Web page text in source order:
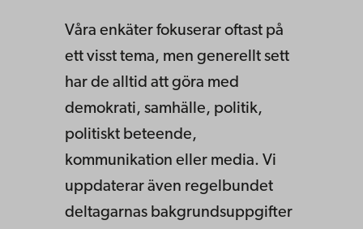
Våra enkäter fokuserar oftast på
ett visst tema, men generellt sett
har de alltid att göra med
demokrati, samhälle, politik,
politiskt beteende,
kommunikation eller media. Vi
uppdaterar även regelbundet
deltagarnas bakgrundsuppgifter